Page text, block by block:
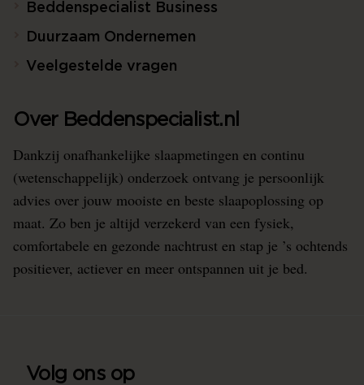
Beddenspecialist Business
Duurzaam Ondernemen
Veelgestelde vragen
Over Beddenspecialist.nl
Dankzij onafhankelijke slaapmetingen en continu
(wetenschappelijk) onderzoek ontvang je persoonlijk
advies over jouw mooiste en beste slaapoplossing op
maat. Zo ben je altijd verzekerd van een fysiek,
comfortabele en gezonde nachtrust en stap je ’s ochtends
positiever, actiever en meer ontspannen uit je bed.
Volg ons op